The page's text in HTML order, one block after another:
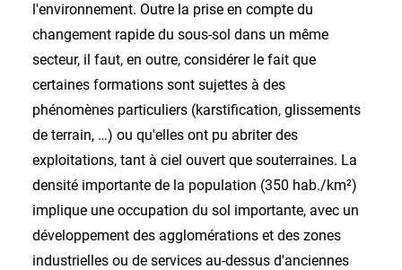
l'environnement. Outre la prise en compte du
changement rapide du sous-sol dans un même
secteur, il faut, en outre, considérer le fait que
certaines formations sont sujettes à des
phénomènes particuliers (karstification, glissements
de terrain, …) ou qu'elles ont pu abriter des
exploitations, tant à ciel ouvert que souterraines. La
densité importante de la population (350 hab./km²)
implique une occupation du sol importante, avec un
développement des agglomérations et des zones
industrielles ou de services au-dessus d'anciennes